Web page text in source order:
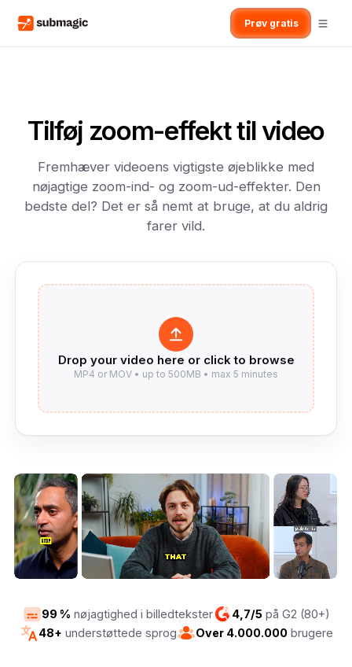
Prøv gratis
Tilføj zoom-effekt til video
Fremhæver videoens vigtigste øjeblikke med
nøjagtige zoom-ind- og zoom-ud-effekter. Den
bedste del? Det er så nemt at bruge, at du aldrig
farer vild.
99 % nøjagtighed i billedtekster 4,7/5på G2 (80+)
48+ understøttede sprog Over 4.000.000brugere